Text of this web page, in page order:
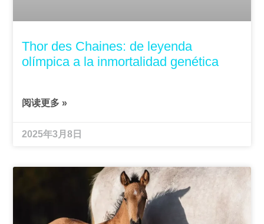
Thor des Chaines: de leyenda
olímpica a la inmortalidad genética
阅读更多 »
2025年3月8日